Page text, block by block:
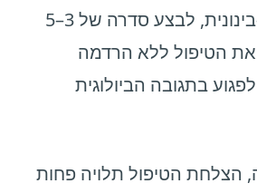
באנרגיה נמוכה–בינונית, לבצע סדרה של 3–5
את הטיפול ללא הרדמה
בתגובה הביולוגית
הצלחת הטיפול תלויה פחות